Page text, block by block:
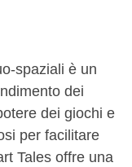
spaziali è un
dei
dei giochi e
per facilitare
Tales offre una